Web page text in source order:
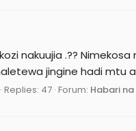
nakuujia .??
jingine hadi mtu
Replies: 47 Forum: Habari